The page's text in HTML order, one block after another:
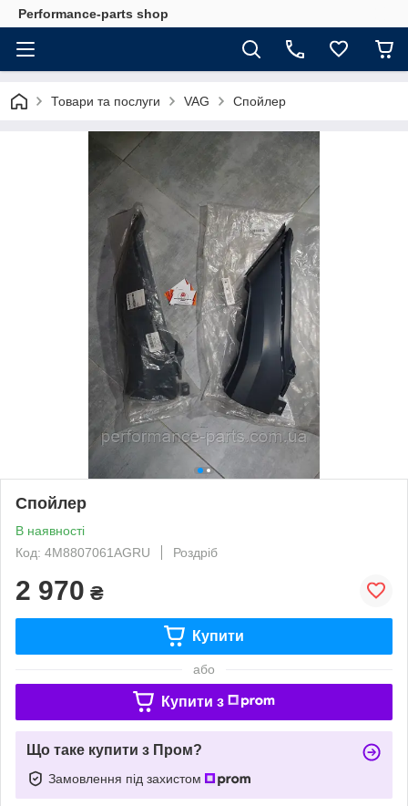
Performance-parts shop
Товари та послуги VAG Спойлер
Спойлер
В наявності
Код: 4M8807061AGRU
Роздріб
2 970 ₴
Купити
або
Купити з
Що таке купити з Пром?
Замовлення під захистом